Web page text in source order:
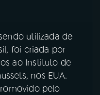
utilizada de
foi criada por
ao Instituto de
nos EUA.
pelo